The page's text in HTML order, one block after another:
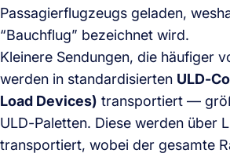
Passagierflugzeugs geladen,
“Bauchflug” bezeichnet wird.
Kleinere Sendungen, die häufiger
werden in standardisierten ULD-
Load Devices) transportiert —
ULD-Paletten. Diese werden über
transportiert, wobei der gesamte